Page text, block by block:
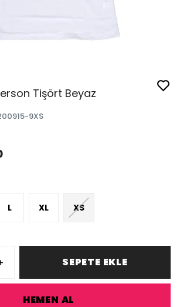
Tişört Beyaz
9XS
L XL XS
SEPETE EKLE
HEMEN AL